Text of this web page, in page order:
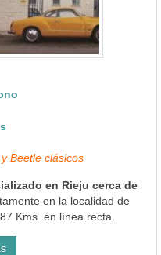
Beetle clásicos
en Rieju cerca de
en la localidad de
Kms. en línea recta.